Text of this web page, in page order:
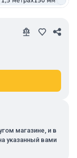
магазине, и в
указанный вами